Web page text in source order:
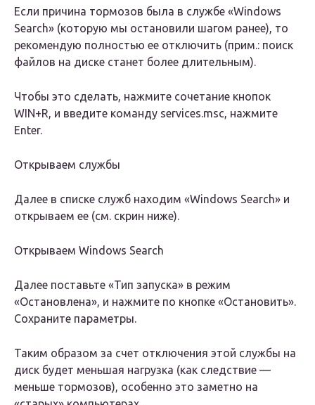
Если причина тормозов была в службе «Windows
Search» (которую мы остановили шагом ранее), то
рекомендую полностью ее отключить (прим.: поиск
файлов на диске станет более длительным).
Чтобы это сделать, нажмите сочетание кнопок
WIN+R, и введите команду services.msc, нажмите
Enter.
Открываем службы
Далее в списке служб находим «Windows Search» и
открываем ее (см. скрин ниже).
Открываем Windows Search
Далее поставьте «Тип запуска» в режим
«Остановлена», и нажмите по кнопке «Остановить».
Сохраните параметры.
Таким образом за счет отключения этой службы на
диск будет меньшая нагрузка (как следствие —
меньше тормозов), особенно это заметно на